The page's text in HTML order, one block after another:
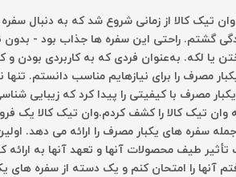
تیک کالا از زمانی شروع شد که به دنبال
گشتم. راحتی این سفره ها جذاب بود - بدون
یا لکه. به‌عنوان فردی که به کاربردی بودن
مصرف را برای نیازهایم مناسب دانستم. تنها
مصرف با کیفیتی را پیدا کرد که زیبایی
وان تیک کالا را کشف کردم.وان تیک کالا یک
سفره های یکبار مصرف را ارائه می دهد.
طیف محصولات آنها و تعهد آنها به ارائه
آنها را امتحان کنم و یک دسته از سفره های